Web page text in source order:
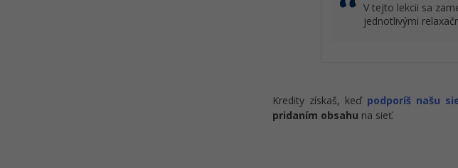
V tejto lekcii sa
jednotlivými
Kredity získaš, keď podporíš našu
pridaním obsahu na sieť.